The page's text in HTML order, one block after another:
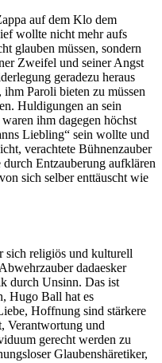
auf dem Klo dem
wollte nicht mehr aufs
glauben müssen, sondern
Zweifel und seiner Angst
geradezu heraus
Paroli bieten zu müssen
Huldigungen an sein
ihm dagegen höchst
Liebling“ sein wollte und
verachtete Bühnenzauber
Entzauberung aufklären
sich selber enttäuscht wie
sich religiös und kulturell
dadaesker
durch Unsinn. Das ist
Hugo Ball hat es
Hoffnung sind stärkere
Verantwortung und
gerecht werden zu
Glaubenshäretiker,